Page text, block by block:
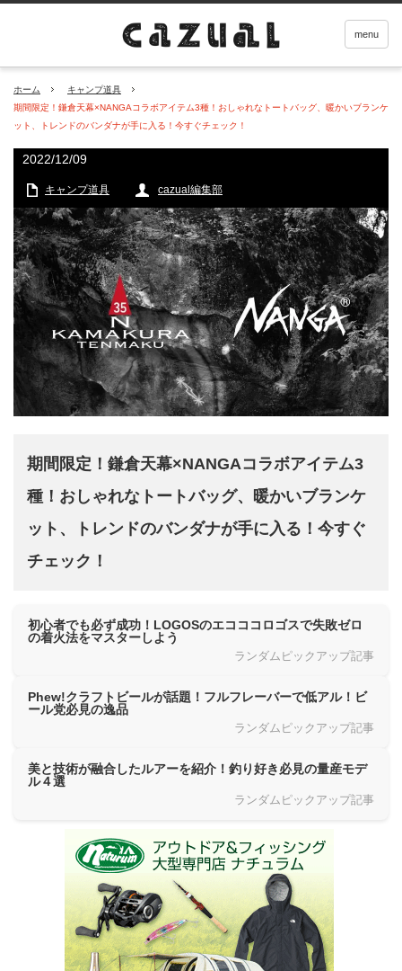
menu
ホーム
キャンプ道具
期間限定！鎌倉天幕×NANGAコラボアイテム3種！おしゃれなトートバッグ、暖かいブランケ
ット、トレンドのバンダナが手に入る！今すぐチェック！
2022/12/09
キャンプ道具 cazual編集部
期間限定！鎌倉天幕×NANGAコラボアイテム3
種！おしゃれなトートバッグ、暖かいブランケ
ット、トレンドのバンダナが手に入る！今すぐ
チェック！
初心者でも必ず成功！LOGOSのエコココロゴスで失敗ゼロ
の着火法をマスターしよう
ランダムピックアップ記事
Phew!クラフトビールが話題！フルフレーバーで低アル！ビ
ール党必見の逸品
ランダムピックアップ記事
美と技術が融合したルアーを紹介！釣り好き必見の量産モデ
ル４選
ランダムピックアップ記事